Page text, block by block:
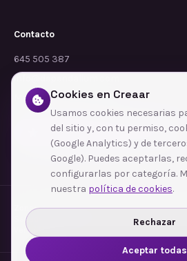
Contacto
645 505 387
info@dependalium.com
Mataró (Barcelona)
Déjanos tu reseña en Google
Zonas de cobertura·Barcelona·L'Hospitalet
Sabadell
Santa Coloma de
Ver todas las zonas →
Cookies en Creaar
Usamos cookies necesarias
del sitio y, con tu permiso,
(Google Analytics) y de
Google). Puedes aceptarlas,
configurarlas por categoría.
nuestra política de cookies.
Rechazar
Aceptar todas